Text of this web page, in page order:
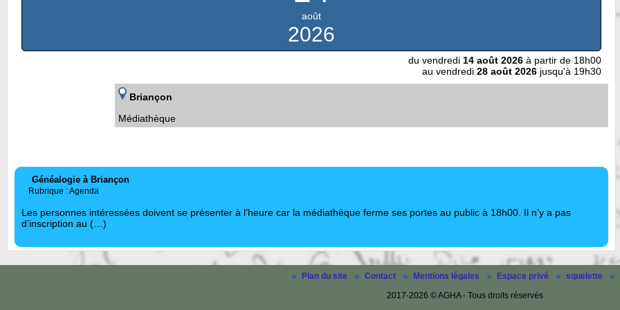
août
2026
du vendredi 14 août 2026 à partir de 18h00
au vendredi28 août 2026 jusqu'à 19h30
Briançon
Médiathèque
Généalogie à Briançon
Rubrique : Agenda
Les personnes intéressées doivent se présenter à l’heure car la médiathèque ferme ses portes au public à 18h00. Il n’y a pas
d’inscription au (…)
Plan du site Contact Mentions légales Espace privé
squelette
2017-2026 © AGHA - Tous droits réservés